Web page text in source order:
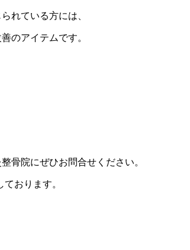
れている方には、
のアイテムです。
骨院にぜひお問合せください。
おります。